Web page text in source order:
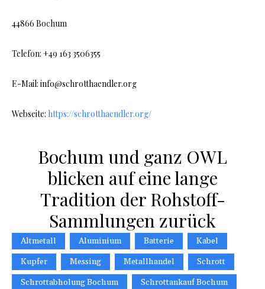
44866 Bochum
Telefon: +49 163 3506355
E-Mail: info@schrotthaendler.org
Webseite: https://schrotthaendler.org/
Bochum und ganz OWL
blicken auf eine lange
Tradition der Rohstoff-
Sammlungen zurück
Altmetall Aluminium Batterie
Kabel
Kupfer
Messing Metallhandel
Schrott
Schrottabholung Bochum
Schrottankauf Bochum